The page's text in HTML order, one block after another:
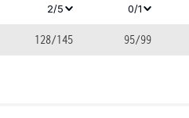
2/5 0/1
128/145 95/99